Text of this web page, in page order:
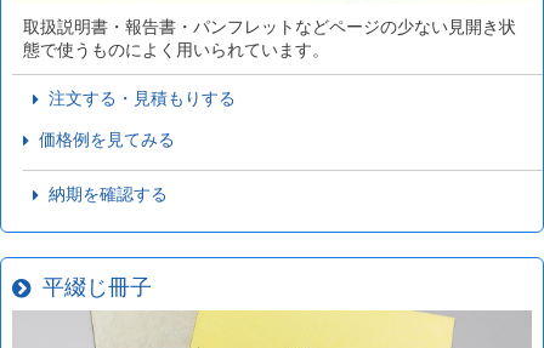
取扱説明書・報告書・パンフレットなどページの少ない見開き状
態で使うものによく用いられています。
注文する・見積もりする
価格例を見てみる
納期を確認する
平綴じ冊子